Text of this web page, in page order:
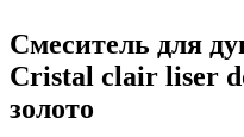
Смеситель для
Cristal clair liser
золото